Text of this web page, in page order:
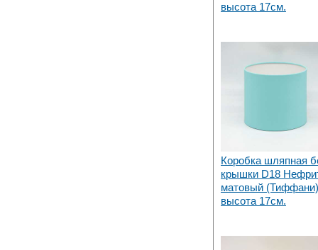
высота 17см.
Коробка шляпная
крышки D18
матовый
высота 17см.